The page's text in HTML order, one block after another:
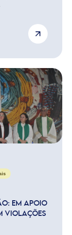
EM APOIO
VIOLAÇÕES